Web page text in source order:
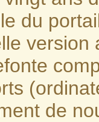
du
version
de